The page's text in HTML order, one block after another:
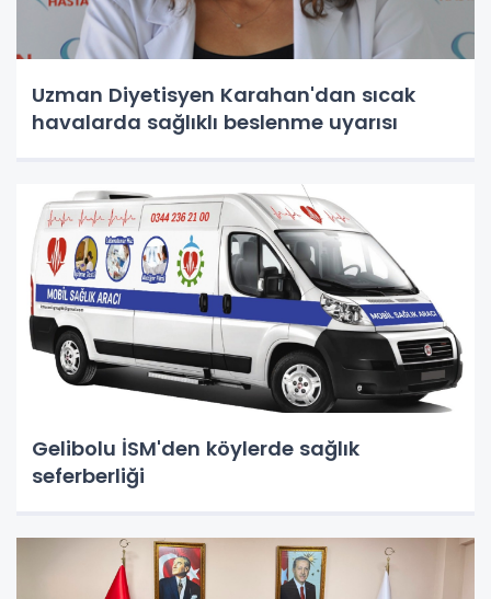
Uzman Diyetisyen Karahan'dan sıcak
havalarda sağlıklı beslenme uyarısı
Gelibolu İSM'den köylerde sağlık
seferberliği